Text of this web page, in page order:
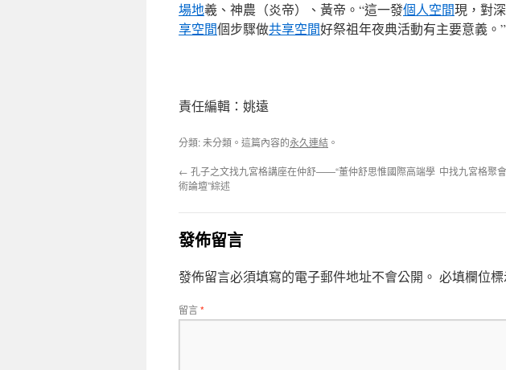
場地羲、神農（炎帝）、黃帝。“這一發個人空間現，對
享空間個步驟做共享空間好祭祖年夜典活動有主要意義。”
責任編輯：姚遠
分類: 未分類。這篇內容的永久連結 。
← 孔子之文找九宮格講座在仲舒——“董仲舒思惟國際高端學
術論壇”綜述
中找九宮格聚
發佈留言
發佈留言必須填寫的電子郵件地址不會公開。 必填欄位
留言*